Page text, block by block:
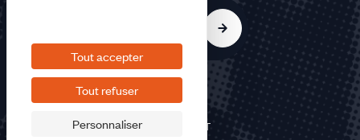
Tout accepter
Tout refuser
Personnaliser
©2026 CFDT